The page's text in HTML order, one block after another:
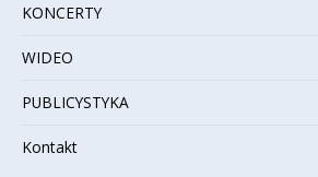
KONCERTY
WIDEO
PUBLICYSTYKA
Kontakt